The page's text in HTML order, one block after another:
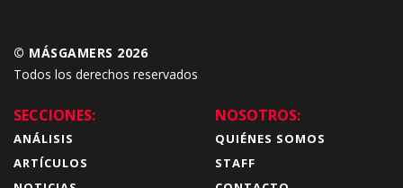
© MÁSGAMERS 2026
Todos los derechos reservados
SECCIONES:
ANÁLISIS
ARTÍCULOS
NOSOTROS:
QUIÉNES SOMOS
STAFF